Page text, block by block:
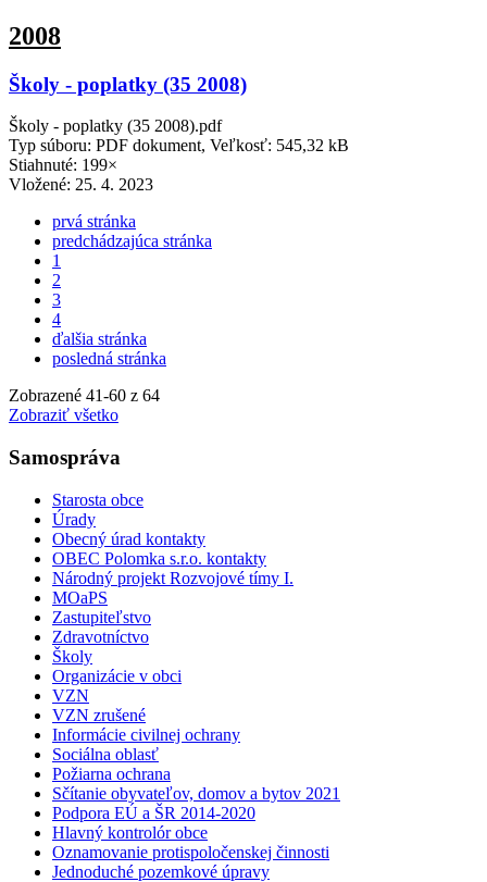
2008
Školy - poplatky (35 2008)
Školy - poplatky (35 2008).pdf
Typ súboru: PDF dokument, Veľkosť: 545,32 kB
Stiahnuté: 199×
Vložené: 25. 4. 2023
prvá stránka
predchádzajúca stránka
1
2
3
4
ďalšia stránka
posledná stránka
Zobrazené 41-60 z 64
Zobraziť všetko
Samospráva
Starosta obce
Úrady
Obecný úrad kontakty
OBEC Polomka s.r.o. kontakty
Národný projekt Rozvojové tímy I.
MOaPS
Zastupiteľstvo
Zdravotníctvo
Školy
Organizácie v obci
VZN
VZN zrušené
Informácie civilnej ochrany
Sociálna oblasť
Požiarna ochrana
Sčítanie obyvateľov, domov a bytov 2021
Podpora EÚ a ŠR 2014-2020
Hlavný kontrolór obce
Oznamovanie protispoločenskej činnosti
Jednoduché pozemkové úpravy